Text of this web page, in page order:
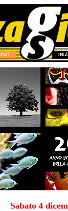
Sabato 4